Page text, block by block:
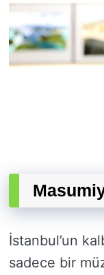
İstanbul’un
sadece bir